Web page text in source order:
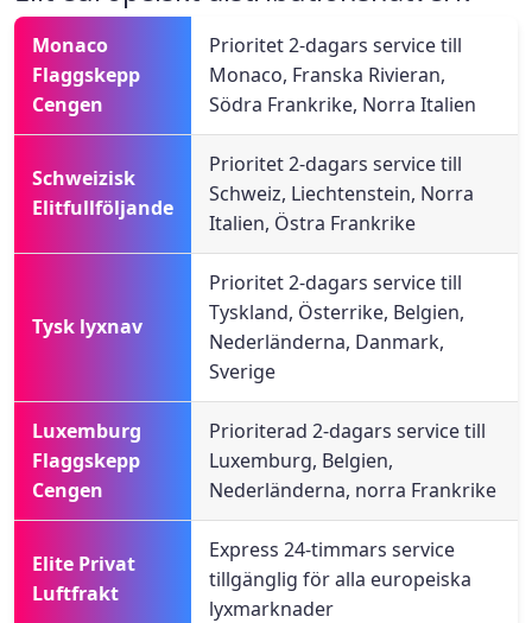
Monaco
Flaggskepp
Cengen
Prioritet 2-dagars service till
Monaco, Franska Rivieran,
Södra Frankrike, Norra Italien
Schweizisk
Elitfullföljande
Prioritet 2-dagars service till
Schweiz, Liechtenstein, Norra
Italien, Östra Frankrike
Tysk lyxnav
Prioritet 2-dagars service till
Tyskland, Österrike, Belgien,
Nederländerna, Danmark,
Sverige
Luxemburg
Flaggskepp
Cengen
Prioriterad 2-dagars service till
Luxemburg, Belgien,
Nederländerna, norra Frankrike
Elite Privat
Luftfrakt
Express 24-timmars service
tillgänglig för alla europeiska
lyxmarknader